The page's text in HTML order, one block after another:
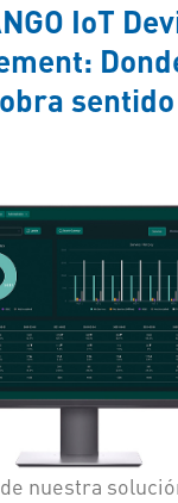
IoT
sentido
nuestra